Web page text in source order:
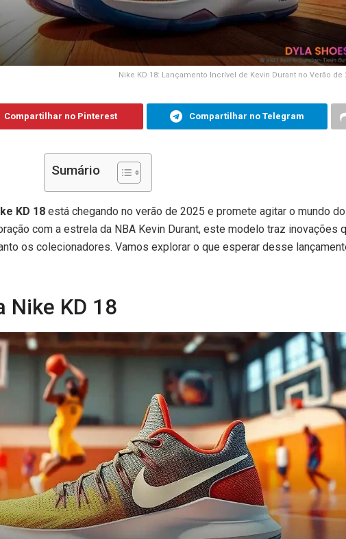
Nike KD 18: Lançamento Incrível de Kevin Durant no Verão de
Compartilhar no Pinterest Compartilhar no Telegram
Sumário
KD 18 está chegando no verão de 2025 e promete agitar o mundo
com a estrela da NBA Kevin Durant, este modelo traz inovações
os colecionadores. Vamos explorar o que esperar desse
Nike KD 18